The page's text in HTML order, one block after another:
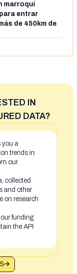
marroquí
entrar
de 450km de
IN
DATA?
you a
trends in
our
collected
and other
on research
funding
the API